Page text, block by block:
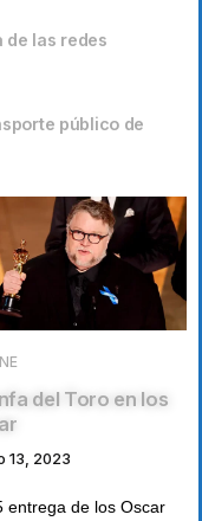
de las redes
público de
del Toro en los
13, 2023
entrega de los Oscar